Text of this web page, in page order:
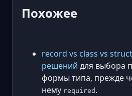
Похожее
record vs class vs
решений для выбора
формы типа, прежде
нему required .